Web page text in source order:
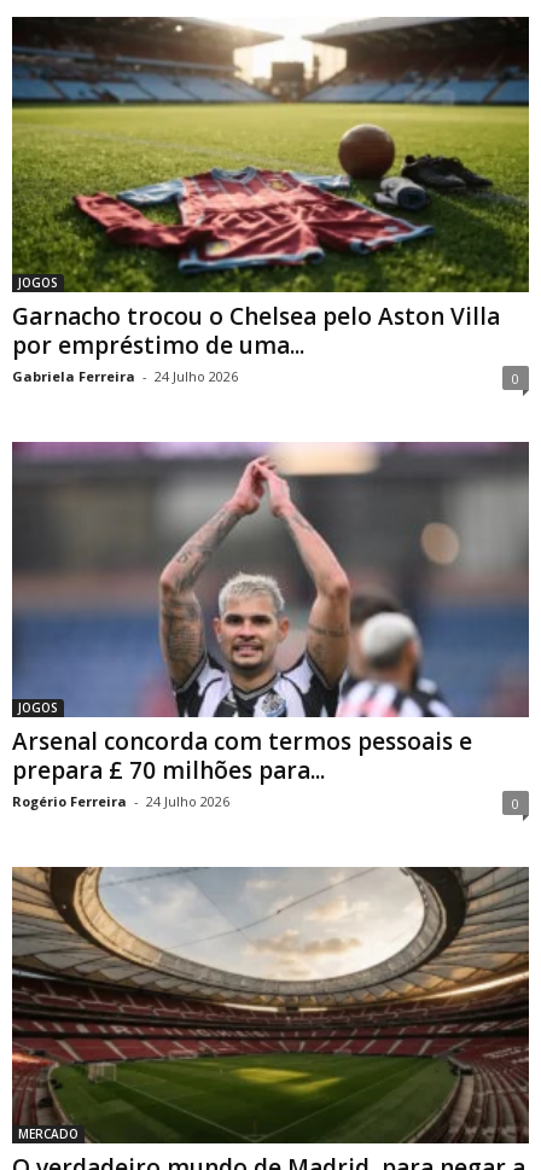
JOGOS
Garnacho trocou o Chelsea pelo Aston Villa
por empréstimo de uma...
Gabriela Ferreira - 24 Julho 2026 0
JOGOS
Arsenal concorda com termos pessoais e
prepara £ 70 milhões para...
Rogério Ferreira - 24 Julho 2026 0
MERCADO